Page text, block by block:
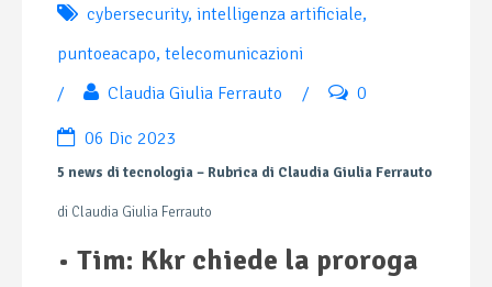
cybersecurity, intelligenza artificiale,
puntoeacapo, telecomunicazioni
/
Claudia Giulia Ferrauto / 0
06 Dic 2023
5 news di tecnologia – Rubrica di Claudia Giulia Ferrauto
di Claudia Giulia Ferrauto
•Tim: Kkr chiede la proroga